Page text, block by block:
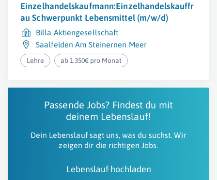
Einzelhandelskaufmann:Einzelhandelskauffr
au Schwerpunkt Lebensmittel (m/w/d)
Billa Aktiengesellschaft
Saalfelden Am Steinernen Meer
Lehre ab 1.350€ pro Monat
Passende Jobs? Findest du mit
deinem Lebenslauf!
Dein Lebenslauf sagt uns, was du suchst. Wir
zeigen dir die richtigen Jobs.
Lebenslauf hochladen